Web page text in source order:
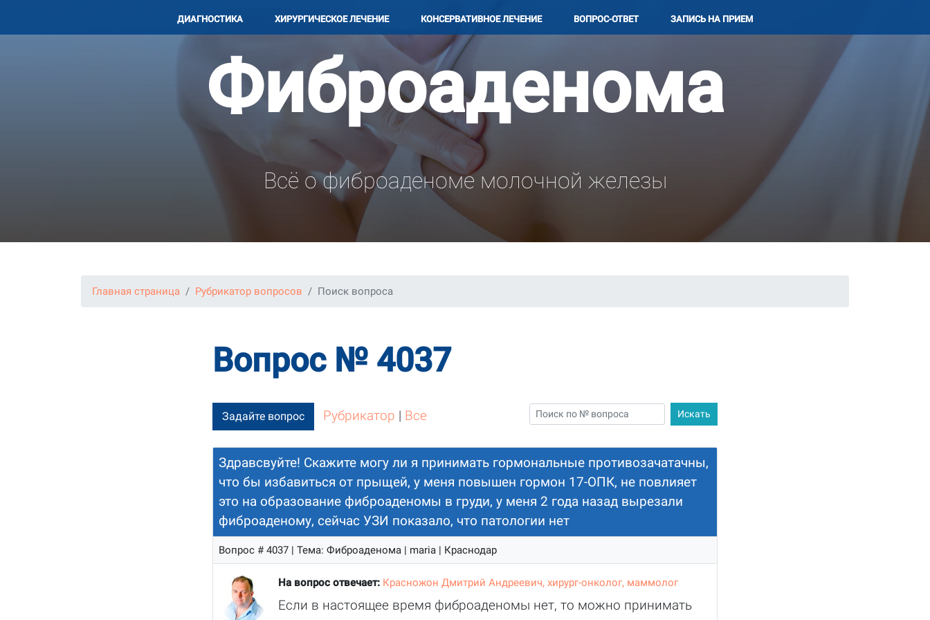
ДИАГНОСТИКА ХИРУРГИЧЕCКОЕ ЛЕЧЕНИЕ КОНСЕРВАТИВНОЕ ЛЕЧЕНИЕ ВОПРОС-ОТВЕТ ЗАПИСЬ НА ПРИЕМ
Фиброаденома
Всё о фиброаденоме молочной железы
Главная страница Рубрикатор вопросов Поиск вопроса
Вопрос № 4037
Задайте вопрос Рубрикатор | Все
Здравсвуйте! Скажите могу ли я принимать гормональные противозачатачны,
что бы избавиться от прыщей, у меня повышен гормон 17-ОПК, не повлияет
это на образование фиброаденомы в груди, у меня 2 года назад вырезали
фиброаденому, сейчас УЗИ показало, что патологии нет
Вопрос # 4037 | Тема: Фиброаденома | maria | Краснодар
На вопрос отвечает: Красножон Дмитрий Андреевич, хирург-онколог, маммолог
Если в настоящее время фиброаденомы нет, то можно принимать